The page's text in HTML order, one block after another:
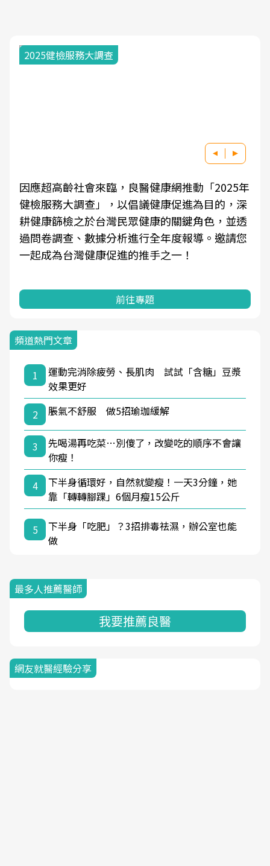
面對超高齡社會的浪潮，台灣正在快速邁向「健
康照護」的新時代。隨著國家政策如「健康台灣
推動委員會」與「長照3.0」的推進，「預防醫
學」已成全民關注的核心議題。然而，健檢不只
是醫療院所的服務，更是民眾了解自身健康狀
前往專題
頻道熱門文章
1
運動完消除疲勞、長肌肉 試試「含糖」豆漿
效果更好
2
脹氣不舒服 做5招瑜珈緩解
3
先喝湯再吃菜…別傻了，改變吃的順序不會讓
你瘦！
4
下半身循環好，自然就變瘦！一天3分鐘，她
靠「轉轉腳踝」6個月瘦15公斤
5
下半身「吃肥」？3招排毒祛濕，辦公室也能
做
最多人推薦醫師
我要推薦良醫
網友就醫經驗分享